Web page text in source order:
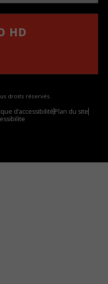
HD
droits réservés.
d’accessibilitéPlan du site